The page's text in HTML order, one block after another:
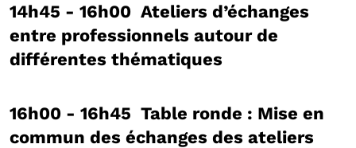
14h45 - 16h00 Ateliers d’échanges
entre professionnels autour de
différentes thématiques
16h00 - 16h45 Table ronde : Mise en
commun des échanges des ateliers